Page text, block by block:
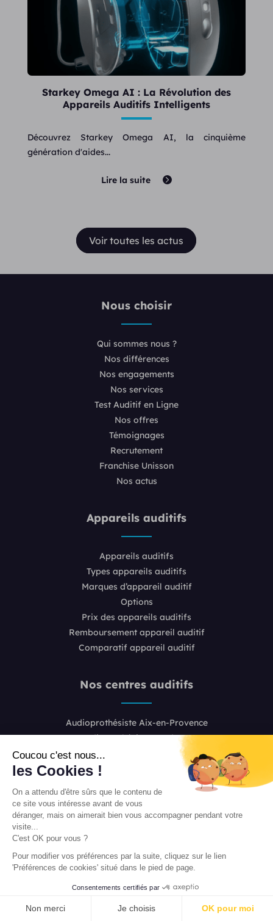
Coucou c'est nous...
les Cookies !
On a attendu d'être sûrs que le contenu de
ce site vous intéresse avant de vous
déranger, mais on aimerait bien vous accompagner pendant votre
visite...
C'est OK pour vous ?
Pour modifier vos préférences par la suite, cliquez sur le lien
'Préférences de cookies' situé dans le pied de page.
Consentements certifiés par
Non merci Je choisis OK pour moi
Starkey Omega AI : La Révolution des
Appareils Auditifs Intelligents
Découvrez Starkey Omega AI, la cinquième
génération d'aides...
Lire la suite
Voir toutes les actus
Nous choisir
Qui sommes nous ?
Nos différences
Nos engagements
Nos services
Test Auditif en Ligne
Nos offres
Témoignages
Recrutement
Franchise Unisson
Nos actus
Appareils auditifs
Appareils auditifs
Types appareils auditifs
Marques d’appareil auditif
Options
Prix des appareils auditifs
Remboursement appareil auditif
Comparatif appareil auditif
Nos centres auditifs
Audioprothésiste Aix-en-Provence
Audioprothésiste Bordeaux
Audioprothésiste Boulogne-Billancourt
Audioprothésiste Colombes
Audioprothésiste Lyon 2
Audioprothésiste Lyon 6
Audioprothésiste Paris 8
Audioprothésiste Paris 16
Audioprothésiste Paris 20
Audioprothésiste Toulouse